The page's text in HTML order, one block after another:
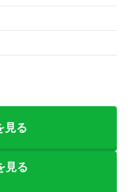
見る
見る